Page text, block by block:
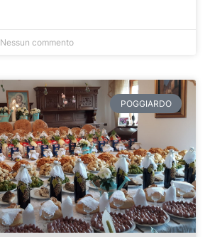
Nessun commento
POGGIARDO